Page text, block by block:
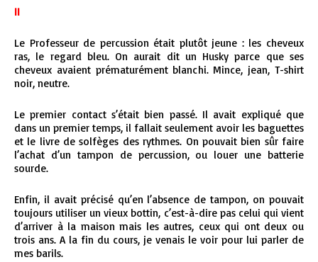
II
Le Professeur de percussion était plutôt jeune : les cheveux
ras, le regard bleu. On aurait dit un Husky parce que ses
cheveux avaient prématurément blanchi. Mince, jean, T-shirt
noir, neutre.
Le premier contact s’était bien passé. Il avait expliqué que
dans un premier temps, il fallait seulement avoir les baguettes
et le livre de solfèges des rythmes. On pouvait bien sûr faire
l’achat d’un tampon de percussion, ou louer une batterie
sourde.
Enfin, il avait précisé qu’en l’absence de tampon, on pouvait
toujours utiliser un vieux bottin, c’est-à-dire pas celui qui vient
d’arriver à la maison mais les autres, ceux qui ont deux ou
trois ans. A la fin du cours, je venais le voir pour lui parler de
mes barils.